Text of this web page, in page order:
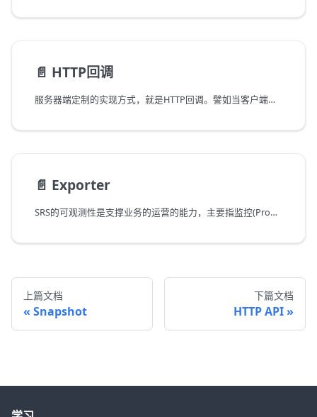
📄️ HTTP回调
服务器端定制的实现方式，就是HTTP回调。譬如当客户端连接到SRS时，回调指定的http地址，这样可以实现验证功能。工作流如下：
📄️ Exporter
SRS的可观测性是支撑业务的运营的能力，主要指监控(Prometheus Exporter)、分布式链路追踪(APM)、上下文日志(Cloud Logging)三个核心能力，以及基于这些能力的运营大盘、监控系统、问题排查、日志收集和分析等功能。
上篇文档
Snapshot
下篇文档
HTTP API